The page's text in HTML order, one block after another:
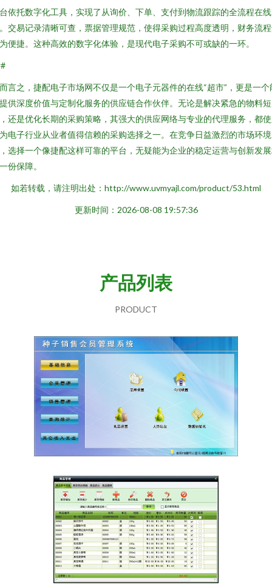
依托数字化工具，实现了从询价、下单、支付到物流跟踪的全流程在线
交易记录清晰可查，票据管理规范，使得采购过程高度透明，财务流
便捷。这种高效的数字化体验，是现代电子采购不可或缺的一环。
言之，捷配电子市场网不仅是一个电子元器件的在线“超市”，更是一个
供深度价值与定制化服务的供应链合作伙伴。无论是解决紧急的物料短
还是优化长期的采购策略，其强大的供应网络与专业的代理服务，都
电子行业从业者值得信赖的采购选择之一。在竞争日益激烈的市场环境
选择一个像捷配这样可靠的平台，无疑能为企业的稳定运营与创新发
份保障。
如若转载，请注明出处：http://www.uvmyajl.com/product/53.html
更新时间：2026-08-08 19:57:36
产品列表
PRODUCT